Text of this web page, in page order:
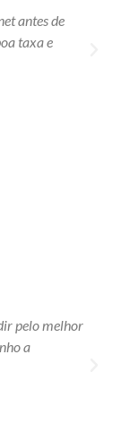
antes de
taxa e
pelo melhor
a